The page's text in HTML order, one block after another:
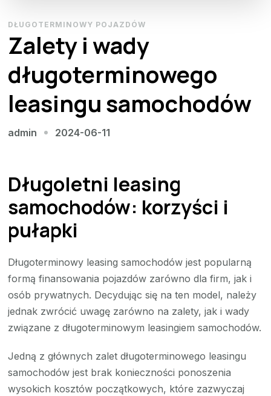
DŁUGOTERMINOWY POJAZDÓW
Zalety i wady
długoterminowego
leasingu samochodów
admin 2024-06-11
Długoletni leasing
samochodów: korzyści i
pułapki
Długoterminowy leasing samochodów jest popularną
formą finansowania pojazdów zarówno dla firm, jak i
osób prywatnych. Decydując się na ten model, należy
jednak zwrócić uwagę zarówno na zalety, jak i wady
związane z długoterminowym leasingiem samochodów.
Jedną z głównych zalet długoterminowego leasingu
samochodów jest brak konieczności ponoszenia
wysokich kosztów początkowych, które zazwyczaj